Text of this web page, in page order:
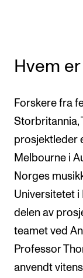
Hvem
Forskere fra
Storbritannia,
prosjektleder
Melbourne i
Norges
Universitetet i
delen av
teamet ved
Professor
anvendt